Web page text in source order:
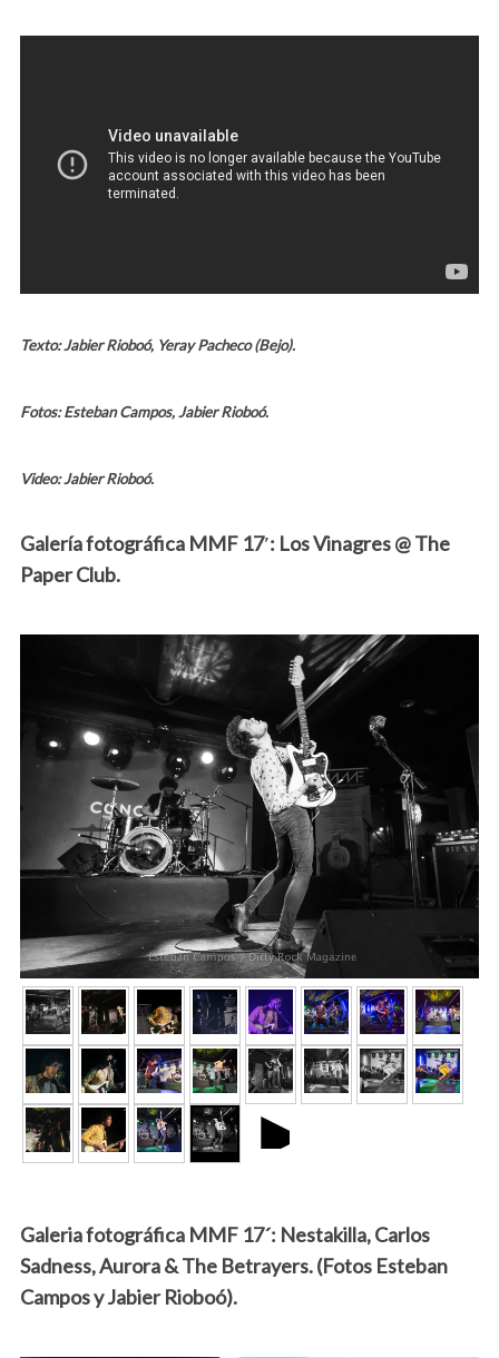
Texto: Jabier Rioboó, Yeray Pacheco (Bejo).
Fotos: Esteban Campos, Jabier Rioboó.
Video: Jabier Rioboó.
Galería fotográfica MMF 17′: Los Vinagres @ The
Paper Club.
►
Galeria fotográfica MMF 17´: Nestakilla, Carlos
Sadness, Aurora & The Betrayers. (Fotos Esteban
Campos y Jabier Rioboó).